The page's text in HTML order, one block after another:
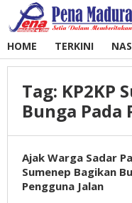
Lewati
ke
HOME TERKINI
Tag: KP2KP
Bunga Pada
Ajak Warga Sadar
Sumenep Bagikan
Pengguna Jalan